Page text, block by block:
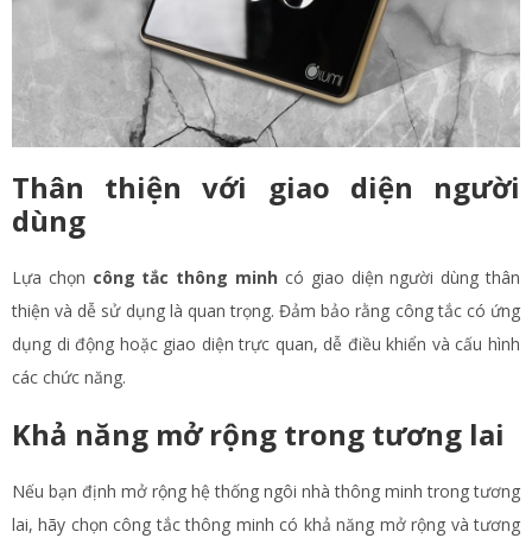
Thân thiện với giao diện người
dùng
Lựa chọn công tắc thông minh có giao diện người dùng thân
thiện và dễ sử dụng là quan trọng. Đảm bảo rằng công tắc có ứng
dụng di động hoặc giao diện trực quan, dễ điều khiển và cấu hình
các chức năng.
Khả năng mở rộng trong tương lai
Nếu bạn định mở rộng hệ thống ngôi nhà thông minh trong tương
lai, hãy chọn công tắc thông minh có khả năng mở rộng và tương